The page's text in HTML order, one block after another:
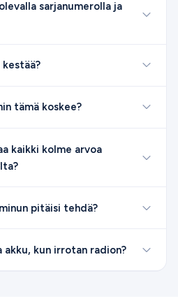
sarjanumerolla ja
tämä koskee?
kaikki kolme arvoa
pitäisi tehdä?
kun irrotan radion?